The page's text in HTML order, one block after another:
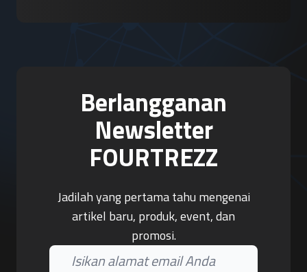
Berlangganan
Newsletter
FOURTREZZ
Jadilah yang pertama tahu mengenai
artikel baru, produk, event, dan
promosi.